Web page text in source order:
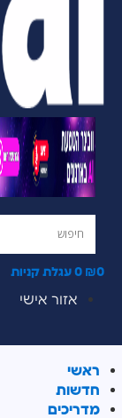
₪0
0 עגלת קניות
אזור אישי
ראשי
חדשות
מדריכים